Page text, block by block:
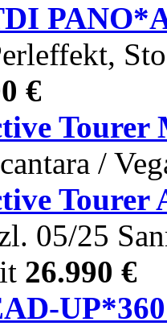
€
Tourer
/
05/25
26.990 €